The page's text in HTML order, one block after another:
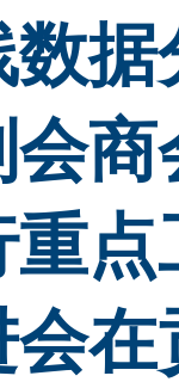
数据
会商
重点
会在